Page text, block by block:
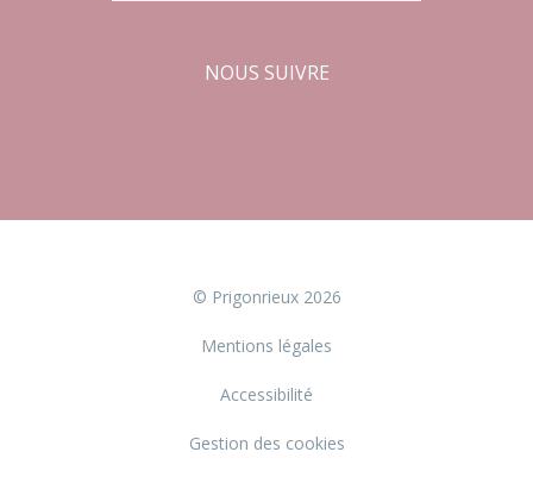
NOUS SUIVRE
© Prigonrieux 2026
Mentions légales
Accessibilité
Gestion des cookies